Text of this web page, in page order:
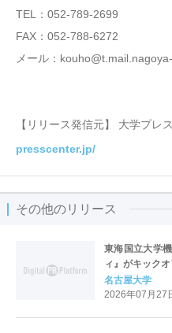
TEL：052-789-2699
FAX：052‐788-6272
メール：
【リリース発信元】 大学プレ
presscenter.jp/
その他のリリース
東海国立大学
ィ』がキック
名古屋大学
2026年07月27